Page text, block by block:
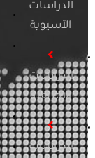
الدراسات
الآسيوية
الدراسات
الأفريقية
الدراسات